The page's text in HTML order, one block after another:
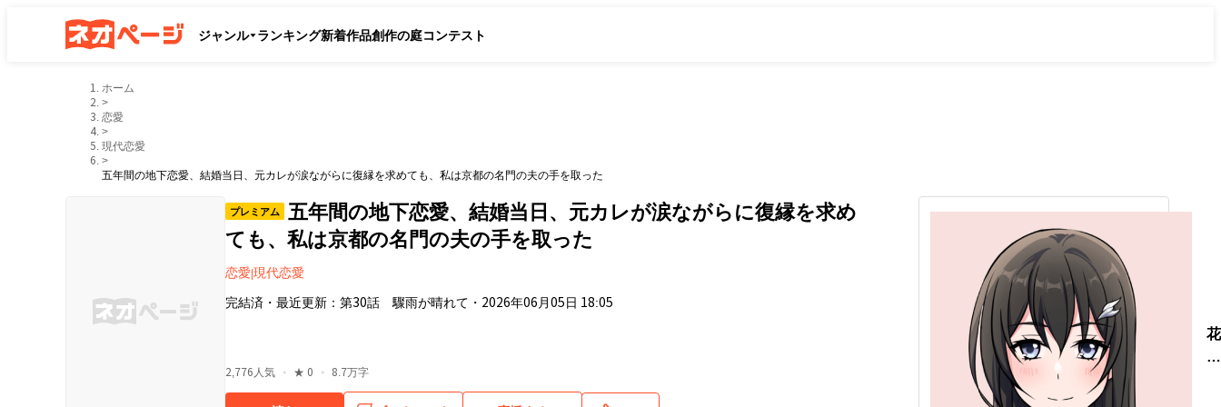
ジャンル ランキング新着作品創作の庭コンテスト
ホーム
>
恋愛
>
現代恋愛
>
五年間の地下恋愛、結婚当日、元カレが涙ながらに復縁を求めても、私は京都の名門の夫の手を取った
プレミアム
五年間の地下恋愛、結婚当日、元カレが涙ながらに復縁を求め
ても、私は京都の名門の夫の手を取った
恋愛|現代恋愛
完結済 ・ 最近更新： 第30話 驟雨が晴れて ・ 2026年06月05日 18:05
2,776 人気 ・ ★ 0 ・ 8.7万字
花
曇